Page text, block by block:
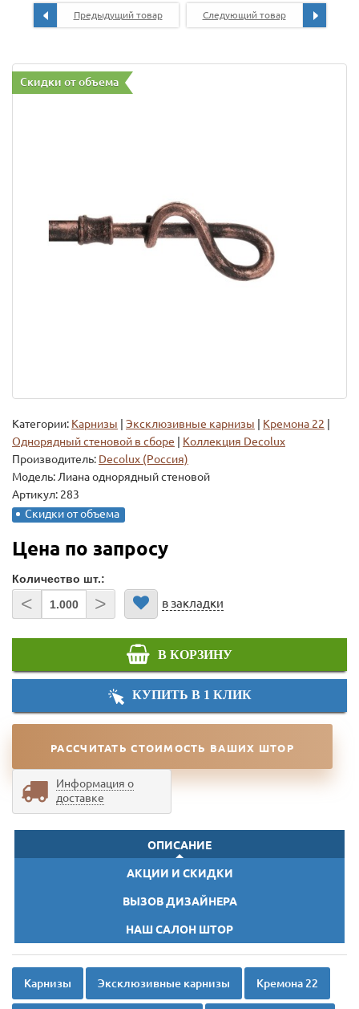
Предыдущий товар Следующий товар
Скидки от объема
Категории: Карнизы Эксклюзивные карнизы Кремона 22
Однорядный стеновой в сборе
Коллекция Decolux
Производитель: Decolux (Россия)
Модель: Лиана однорядный стеновой
Артикул: 283
Скидки от объема
Цена по запросу
Количество шт.:
< > в закладки
В КОРЗИНУ
КУПИТЬ В 1 КЛИК
РАССЧИТАТЬ СТОИМОСТЬ ВАШИХ ШТОР
Информация о
доставке
ОПИСАНИЕ
АКЦИИ И СКИДКИ
ВЫЗОВ ДИЗАЙНЕРА
НАШ САЛОН ШТОР
Карнизы Эксклюзивные карнизы Кремона 22